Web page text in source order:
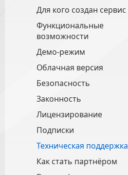
Для кого создан сервис
Функциональные
возможности
Демо-режим
Облачная версия
Безопасность
Законность
Лицензирование
Подписки
Техническая поддержка
Как стать партнёром